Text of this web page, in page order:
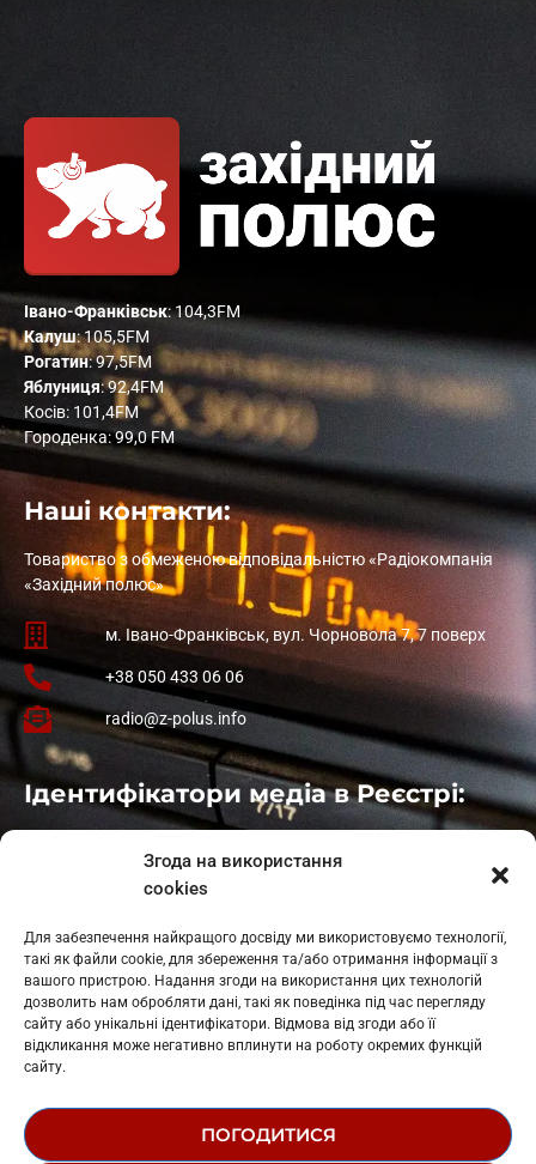
Згода на використання
cookies
Для забезпечення найкращого досвіду ми використовуємо технології,
такі як файли cookie, для збереження та/або отримання інформації з
вашого пристрою. Надання згоди на використання цих технологій
дозволить нам обробляти дані, такі як поведінка під час перегляду
сайту або унікальні ідентифікатори. Відмова від згоди або її
відкликання може негативно вплинути на роботу окремих функцій
сайту.
ПОГОДИТИСЯ
Івано-Франківськ: 104,3FM
Калуш: 105,5FM
Рогатин: 97,5FM
Яблуниця: 92,4FM
Косів: 101,4FM
Городенка: 99,0 FM
Наші контакти:
Товариство з обмеженою відповідальністю «Радіокомпанія
«Західний полюс»
м. Івано-Франківськ, вул. Чорновола 7, 7 поверх
+38 050 433 06 06
radio@z-polus.info
Ідентифікатори медіа в Реєстрі:
: L11-01410
: L11-01801
Косів: L11-01805
Гарасимів: L11-02274